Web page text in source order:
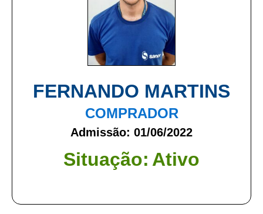
FERNANDO MARTINS
COMPRADOR
Admissão: 01/06/2022
Situação: Ativo